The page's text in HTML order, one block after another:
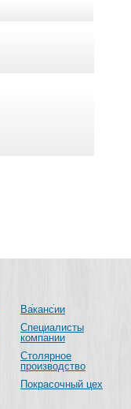
Вакансии
Специалисты
компании
Столярное
производство
Покрасочный цех